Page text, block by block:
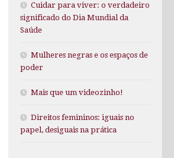
Cuidar para viver: o verdadeiro
significado do Dia Mundial da
Saúde
Mulheres negras e os espaços de
poder
Mais que um videozinho!
Direitos femininos: iguais no
papel, desiguais na prática